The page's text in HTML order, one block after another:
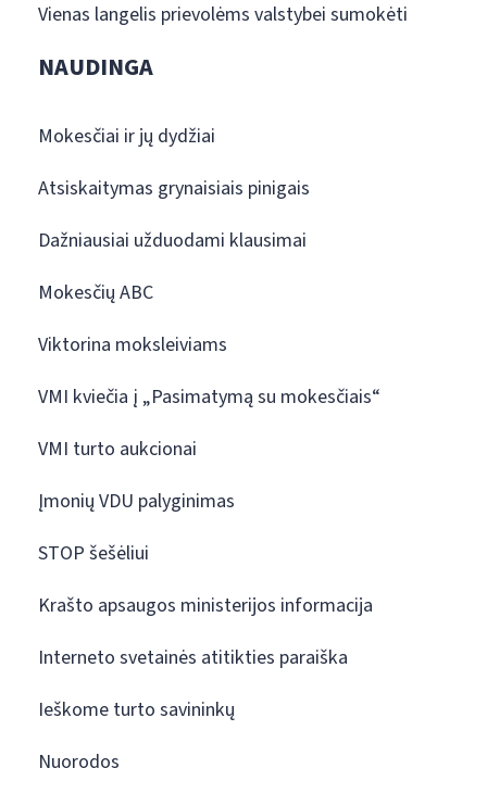
Vienas langelis prievolėms valstybei sumokėti
NAUDINGA
Mokesčiai ir jų dydžiai
Atsiskaitymas grynaisiais pinigais
Dažniausiai užduodami klausimai
Mokesčių ABC
Viktorina moksleiviams
VMI kviečia į „Pasimatymą su mokesčiais“
VMI turto aukcionai
Įmonių VDU palyginimas
STOP šešėliui
Krašto apsaugos ministerijos informacija
Interneto svetainės atitikties paraiška
Ieškome turto savininkų
Nuorodos